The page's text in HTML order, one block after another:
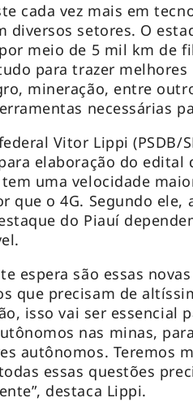
cada vez mais em
diversos setores. O
meio de 5 mil km de
para trazer melhores
mineração, entre
necessárias
Vitor Lippi (PSDB/
elaboração do edital
uma velocidade
que o 4G. Segundo ele,
do Piauí
espera são essas
que precisam de
isso vai ser essencial
nas minas,
autônomos. Teremos
essas questões
destaca Lippi.